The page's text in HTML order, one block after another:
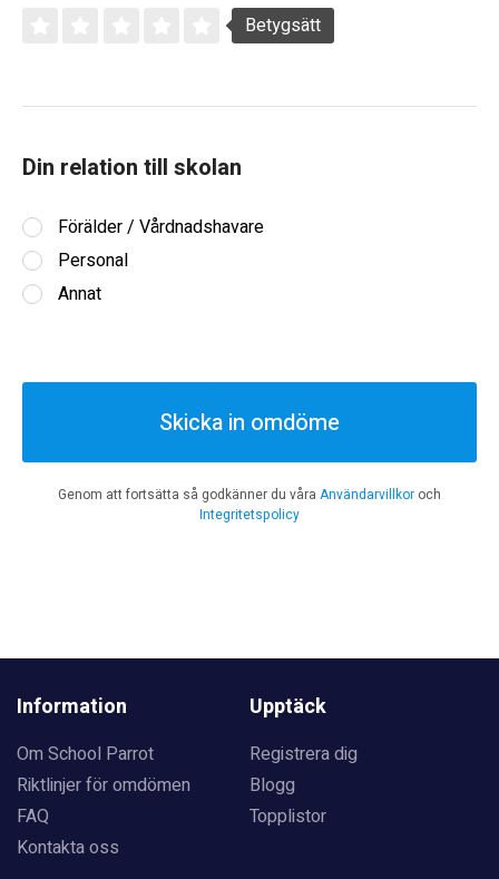
Betygsätt
Din relation till skolan
Förälder / Vårdnadshavare
Personal
Annat
Skicka in omdöme
Genom att fortsätta så godkänner du våra Användarvillkor och
Integritetspolicy
Information
Om School Parrot
Riktlinjer för omdömen
FAQ
Kontakta oss
Upptäck
Registrera dig
Blogg
Topplistor